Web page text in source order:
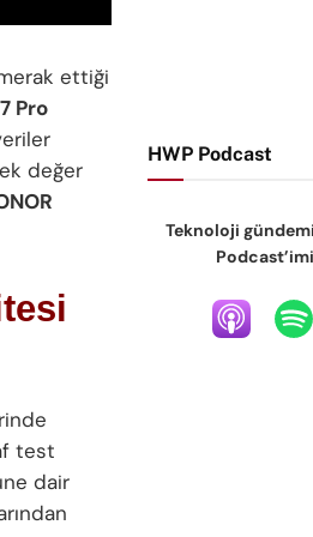
ettiği
Pro
değer
test
dair
HWP Podcast
Teknoloji